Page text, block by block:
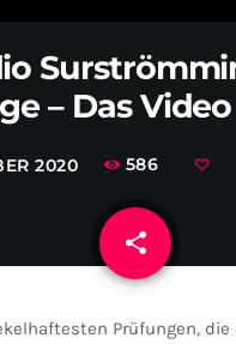
– Das Video
2020 586
share
email
Prüfungen,